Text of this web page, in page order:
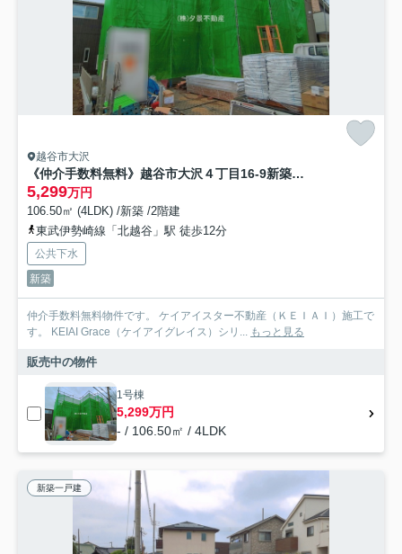
越谷市大沢
《仲介手数料無料》越谷市大沢４丁目16-9新築一戸建て‎KEIAI GRACE
5,299万円
106.50㎡ (4LDK) /新築 /2階建
東武伊勢崎線「北越谷」駅 徒歩12分
公共下水
新築
仲介手数料無料物件です。 ケイアイスター不動産（ＫＥＩＡＩ）施工で
す。 ‎KEIAI Grace（ケイアイグレイス）シリ... もっと見る
販売中の物件
1号棟
5,299万円
- / 106.50㎡ / 4LDK
新築一戸建